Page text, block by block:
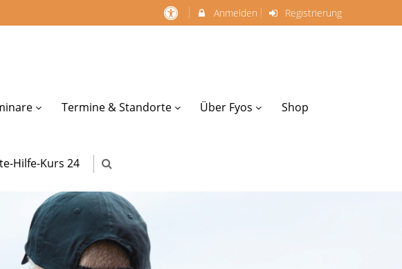
Anmelden Registrierung
Termine & Standorte Über Fyos Shop
Hilfe-Kurs 24